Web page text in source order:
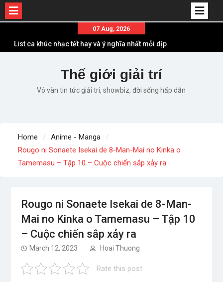
content
07 Aug, 2026
Em ơi lên phố – Minh Vương: Màn comeback
Những ca khúc nhạc xuân “sặc mùi” quảng cáo
nhưng vẫn ấn tượng
Lời bài hát Làm Gì Phải Hốt – Sản phẩm âm nhạc
List ca khúc nhạc tết hay và ý nghĩa nhất mỗi dịp
xuân về
Thế giới giải trí
Vô vàn tin tức giải trí, showbiz, đời sống hấp dẫn
Home
Anime - Manga
Rougo ni Sonaete Isekai de 8-Man-Mai no Kinka o
Tamemasu – Tập 10 – Cuộc chiến sắp xảy ra
Rougo ni Sonaete Isekai de 8-Man-
Mai no Kinka o Tamemasu – Tập 10
– Cuộc chiến sắp xảy ra
March 12, 2023 Hoai Thuong
Rate this post